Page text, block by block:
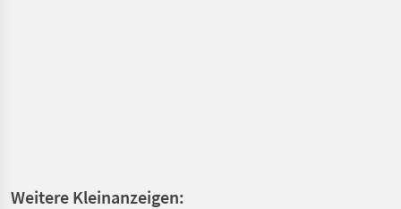
Weitere Kleinanzeigen: